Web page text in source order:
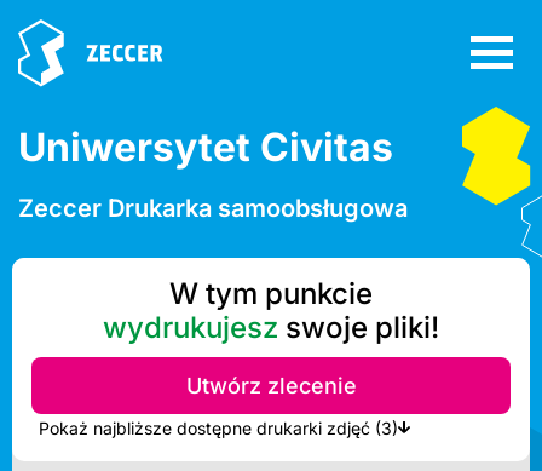
Uniwersytet Civitas
Zeccer Drukarka samoobsługowa
W tym punkcie
wydrukujesz swoje pliki!
Utwórz zlecenie
Pokaż najbliższe dostępne drukarki zdjęć (3)